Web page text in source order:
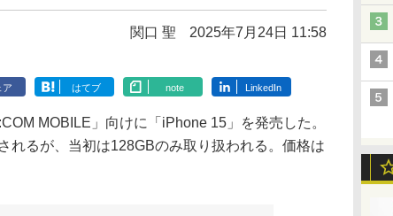
関口 聖 2025年7月24日 11:58
ア はてブ note LinkedIn
MOBILE」向けに「iPhone 15」を発売した。
れるが、当初は128GBのみ取り扱われる。価格は